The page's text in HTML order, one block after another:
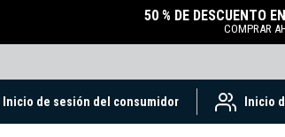
50 % DE DESCUENTO
COMPRAR
Inicio de sesión del consumidor Inicio